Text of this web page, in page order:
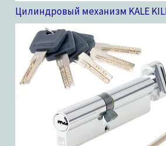
Цилиндровый механизм KALE